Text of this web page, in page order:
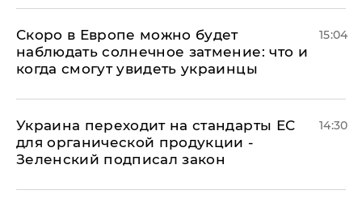
Скоро в Европе можно будет
наблюдать солнечное затмение: что и
когда смогут увидеть украинцы
15:04
Украина переходит на стандарты ЕС
для органической продукции -
Зеленский подписал закон
14:30